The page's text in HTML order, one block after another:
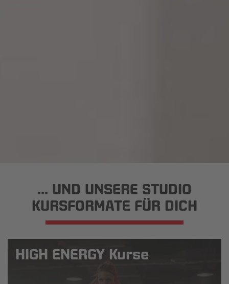
... UND UNSERE STUDIO
KURSFORMATE FÜR DICH
HIGH ENERGY Kurse